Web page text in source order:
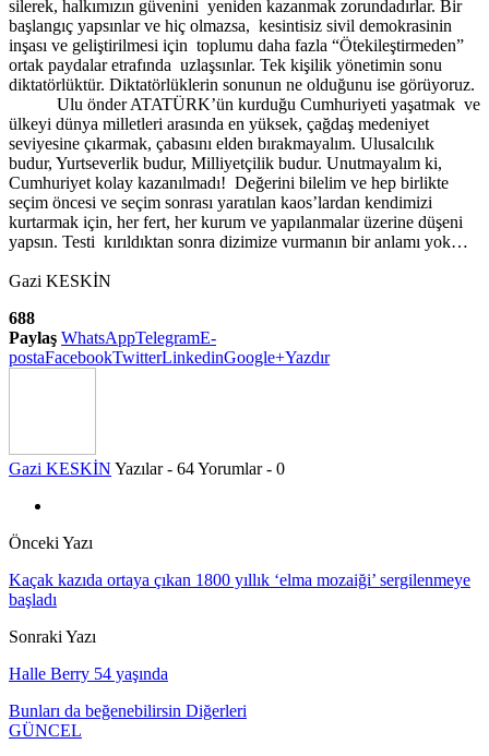
silerek, halkımızın güvenini yeniden kazanmak zorundadırlar. Bir
başlangıç yapsınlar ve hiç olmazsa, kesintisiz sivil demokrasinin
inşası ve geliştirilmesi için toplumu daha fazla “Ötekileştirmeden”
ortak paydalar etrafında uzlaşsınlar. Tek kişilik yönetimin sonu
diktatörlüktür. Diktatörlüklerin sonunun ne olduğunu ise görüyoruz.
Ulu önder ATATÜRK’ün kurduğu Cumhuriyeti yaşatmak ve
ülkeyi dünya milletleri arasında en yüksek, çağdaş medeniyet
seviyesine çıkarmak, çabasını elden bırakmayalım. Ulusalcılık
budur, Yurtseverlik budur, Milliyetçilik budur. Unutmayalım ki,
Cumhuriyet kolay kazanılmadı! Değerini bilelim ve hep birlikte
seçim öncesi ve seçim sonrası yaratılan kaos’lardan kendimizi
kurtarmak için, her fert, her kurum ve yapılanmalar üzerine düşeni
yapsın. Testi kırıldıktan sonra dizimize vurmanın bir anlamı yok…
Gazi KESKİN
688
Paylaş WhatsAppTelegramE-
postaFacebookTwitterLinkedinGoogle+Yazdır
Gazi KESKİN Yazılar - 64Yorumlar - 0
Önceki Yazı
Kaçak kazıda ortaya çıkan 1800 yıllık ‘elma mozaiği’ sergilenmeye
başladı
Sonraki Yazı
Halle Berry 54 yaşında
Bunları da beğenebilirsin Diğerleri
GÜNCEL